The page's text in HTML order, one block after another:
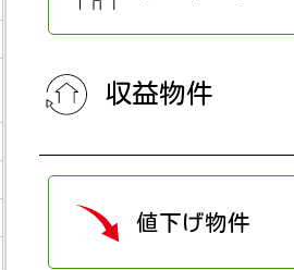
収益物件
値下げ物件